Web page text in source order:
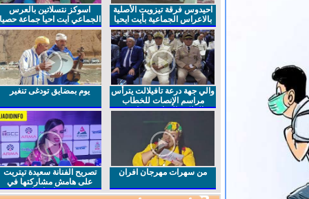
احيدوس فرقة تيزويت الأصلية
بالاعراس الجماعية بأيت ايحيا
اسوكز نتسلاتين بالعرس
الجماعي ايت احيا جماعة حصيا
والي جهة درعة تافيلالت يترأس
مراسم الإنصات للخطاب
الملكي السامي بمناسبة
يوم بمضايق تودغى تنغير
من سهرات مهرجان افران
تصريح الفنانة سعيدة تيتريت
على هامش مشاركتها في
مهرجان افران